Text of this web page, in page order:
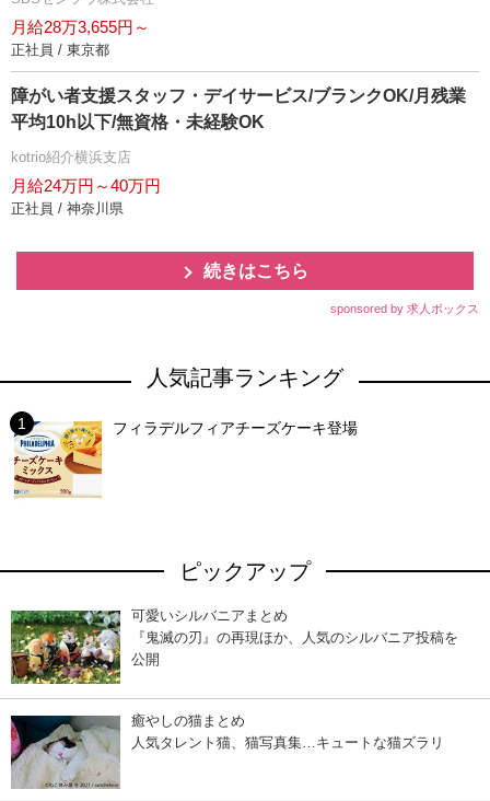
月給28万3,655円～
正社員 / 東京都
障がい者支援スタッフ・デイサービス/ブランクOK/月残業
平均10h以下/無資格・未経験OK
kotrio紹介横浜支店
月給24万円～40万円
正社員 / 神奈川県
続きはこちら
sponsored by 求人ボックス
人気記事ランキング
フィラデルフィアチーズケーキ登場
ピックアップ
可愛いシルバニアまとめ
『鬼滅の刃』の再現ほか、人気のシルバニア投稿を
公開
癒やしの猫まとめ
人気タレント猫、猫写真集…キュートな猫ズラリ